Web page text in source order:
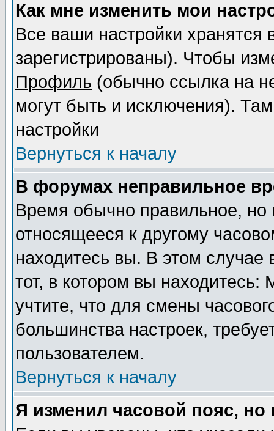
Как мне изменить мои
Все ваши настройки
зарегистрированы). Чтобы
Профиль (обычно ссылка на
могут быть и исключения).
настройки
Вернуться к началу
В форумах неправильное
Время обычно правильное,
относящееся к другому
находитесь вы. В этом
тот, в котором вы
учтите, что для смены
большинства настроек,
пользователем.
Вернуться к началу
Я изменил часовой пояс,